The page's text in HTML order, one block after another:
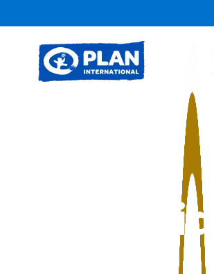
Notícias